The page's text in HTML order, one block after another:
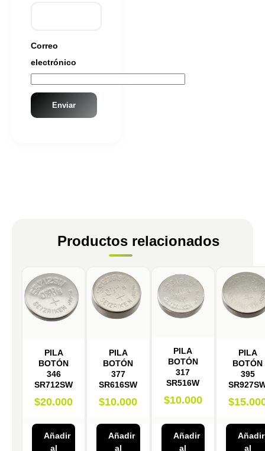
Correo
electrónico
Productos relacionados
PILA
BOTÓN
346
SR712SW
$20.000
Añadir
al
PILA
BOTÓN
377
SR616SW
$10.000
Añadir
al
PILA
BOTÓN
317
SR516W
$10.000
Añadir
al
PILA
BOTÓN
395
$
Añadir
al